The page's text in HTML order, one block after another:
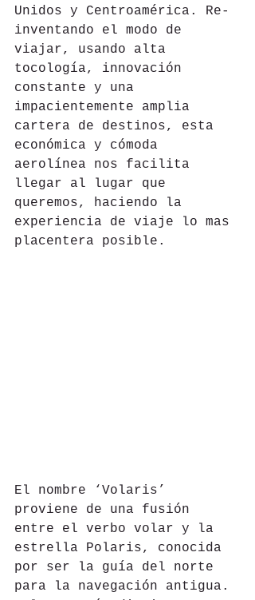
Unidos y Centroamérica. Re-
inventando el modo de
viajar, usando alta
tocología, innovación
constante y una
impacientemente amplia
cartera de destinos, esta
económica y cómoda
aerolínea nos facilita
llegar al lugar que
queremos, haciendo la
experiencia de viaje lo mas
placentera posible.
El nombre ‘Volaris’
proviene de una fusión
entre el verbo volar y la
estrella Polaris, conocida
por ser la guía del norte
para la navegación antigua.